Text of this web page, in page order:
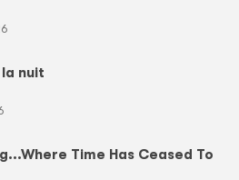
nuit
Time Has Ceased To